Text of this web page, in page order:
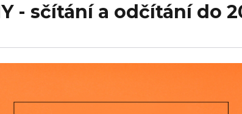
- sčítání a odčítání do